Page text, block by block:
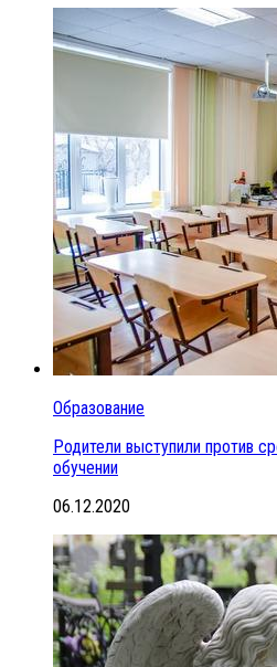
Образование
Родители выступили против
обучении
06.12.2020